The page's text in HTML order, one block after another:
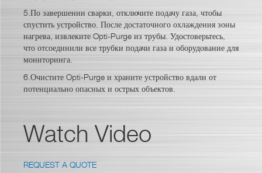
5.По завершении сварки, отключите подачу газа, чтобы
спустить устройство. После достаточного охлаждения зоны
нагрева, извлеките Opti-Purge из трубы. Удостоверьтесь,
что отсоединили все трубки подачи газа и оборудование для
мониторинга.
6.Очистите Opti-Purge и храните устройство вдали от
потенциально опасных и острых объектов.
Watch Video
REQUEST A QUOTE